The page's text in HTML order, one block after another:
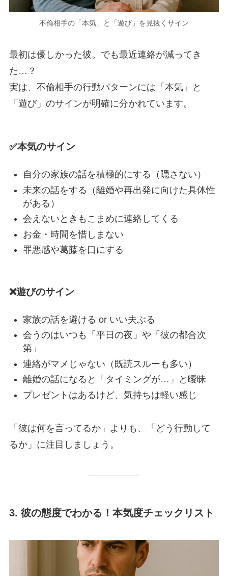
不倫相手の「本気」と「遊び」を見抜くサイン
最初は優しかった彼。でも最近連絡が減ってき
た…？
実は、不倫相手の行動パターンには「本気」と
「遊び」のサインが明確に分かれています。
✅本気のサイン
自分の家族の話を積極的にする（隠さない）
未来の話をする（離婚や再出発に向けた具体性
がある）
会えないときもこまめに連絡してくる
お金・時間を惜しまない
罪悪感や葛藤を口にする
❌遊びのサイン
家族の話を避ける or いい夫ぶる
会うのはいつも「平日の夜」や「彼の都合次
第」
連絡がマメじゃない（既読スルーも多い）
離婚の話になると「タイミングが…」と曖昧
プレゼントはあるけど、気持ちは軽い感じ
「彼は何を言ってるか」よりも、「どう行動して
るか」に注目しましょう。
3. 彼の態度でわかる！本気度チェックリスト